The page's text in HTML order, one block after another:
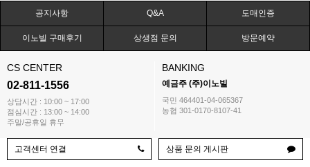
공지사항 Q&A 도매인증
이노빌 구매후기 상생점 문의 방문예약
CS CENTER
02-811-1556
상담시간 : 10:00 ~ 17:00
점심시간 : 13:00 ~ 14:00
주말/공휴일 휴무
BANKING
예금주 (주)이노빌
국민 464401-04-065367
농협 301-0170-8107-41
고객센터 연결 상품 문의 게시판